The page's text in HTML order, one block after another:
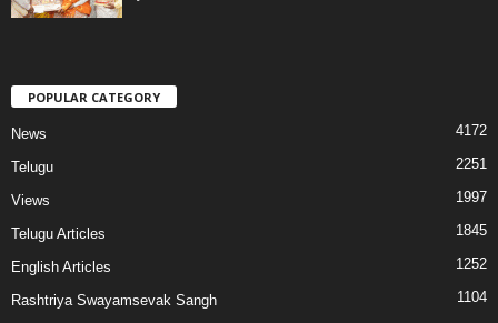
POPULAR CATEGORY
News 4172
Telugu 2251
Views 1997
Telugu Articles 1845
English Articles 1252
Rashtriya Swayamsevak Sangh 1104